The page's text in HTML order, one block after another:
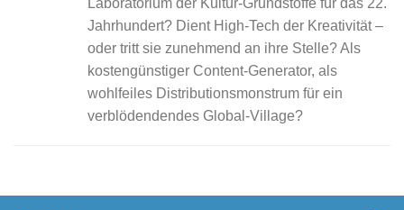
Laboratorium der Kultur-Grundstoffe für das 22.
Jahrhundert? Dient High-Tech der Kreativität –
oder tritt sie zunehmend an ihre Stelle? Als
kostengünstiger Content-Generator, als
wohlfeiles Distributionsmonstrum für ein
verblödendendes Global-Village?